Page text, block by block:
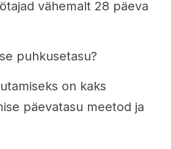
vähemalt 28 päeva
puhkusetasu?
on kaks
päevatasu meetod ja